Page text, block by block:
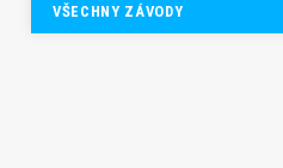
VŠECHNY ZÁVODY